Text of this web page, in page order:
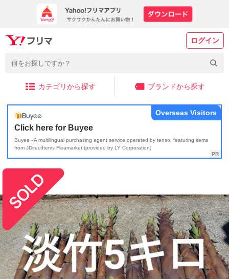
ログイン
カテゴリから探す ブランドから探す
Click here for Buyee
Buyee - A multilingual purchasing agent service operated by tenso, featuring items
from JDirectItems Fleamarket (provided by LY Corporation)
Overseas Visitors